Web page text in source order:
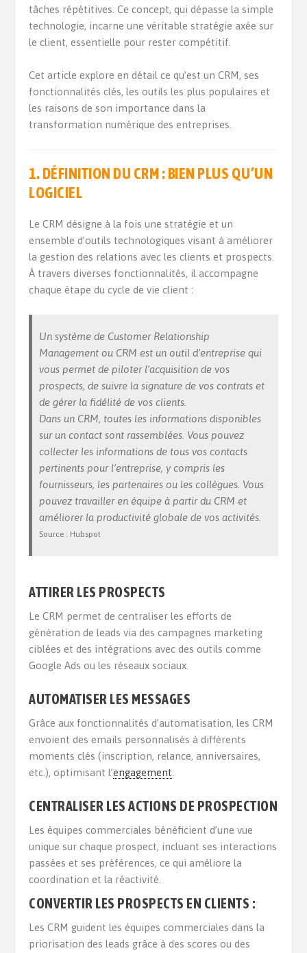
tâches répétitives. Ce concept, qui dépasse la simple
technologie, incarne une véritable stratégie axée sur
le client, essentielle pour rester compétitif.
Cet article explore en détail ce qu’est un CRM, ses
fonctionnalités clés, les outils les plus populaires et
les raisons de son importance dans la
transformation numérique des entreprises.
1. DÉFINITION DU CRM : BIEN PLUS QU’UN
LOGICIEL
Le CRM désigne à la fois une stratégie et un
ensemble d’outils technologiques visant à améliorer
la gestion des relations avec les clients et prospects.
À travers diverses fonctionnalités, il accompagne
chaque étape du cycle de vie client :
Un système de Customer Relationship
Management ou CRM est un outil d’entreprise qui
vous permet de piloter l’acquisition de vos
prospects, de suivre la signature de vos contrats et
de gérer la fidélité de vos clients.
Dans un CRM, toutes les informations disponibles
sur un contact sont rassemblées. Vous pouvez
collecter les informations de tous vos contacts
pertinents pour l’entreprise, y compris les
fournisseurs, les partenaires ou les collègues. Vous
pouvez travailler en équipe à partir du CRM et
améliorer la productivité globale de vos activités.
Source : Hubspot
ATTIRER LES PROSPECTS
Le CRM permet de centraliser les efforts de
génération de leads via des campagnes marketing
ciblées et des intégrations avec des outils comme
Google Ads ou les réseaux sociaux.
AUTOMATISER LES MESSAGES
Grâce aux fonctionnalités d’automatisation, les CRM
envoient des emails personnalisés à différents
moments clés (inscription, relance, anniversaires,
etc.), optimisant l’engagement
CENTRALISER LES ACTIONS DE PROSPECTION
Les équipes commerciales bénéficient d’une vue
unique sur chaque prospect, incluant ses interactions
passées et ses préférences, ce qui améliore la
coordination et la réactivité.
CONVERTIR LES PROSPECTS EN CLIENTS :
Les CRM guident les équipes commerciales dans la
priorisation des leads grâce à des scores ou des